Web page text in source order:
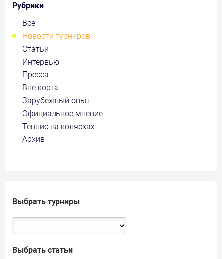
Рубрики
Все
Новости турниров
Статьи
Интервью
Пресса
Вне корта
Зарубежный опыт
Официальное мнение
Теннис на колясках
Архив
Выбрать турниры
Выбрать статьи